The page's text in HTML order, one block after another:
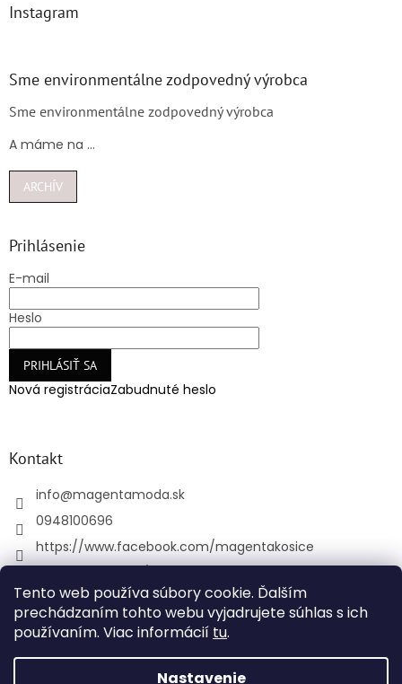
Tento web používa súbory cookie. Ďalším
prechádzaním tohto webu vyjadrujete súhlas s ich
používaním. Viac informácií tu.
Nastavenie
Instagram
Sme environmentálne zodpovedný výrobca
Sme environmentálne zodpovedný výrobca
A máme na ...
ARCHÍV
Prihlásenie
E-mail
Heslo
PRIHLÁSIŤ SA
Nová registráciaZabudnuté heslo
Kontakt
info@magentamoda.sk
0948100696
https://www.facebook.com/magentakosice
+421948100696